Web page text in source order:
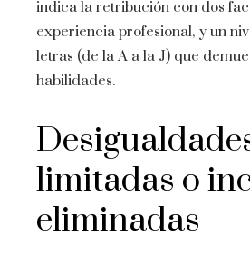
indica la retribución con dos
experiencia profesional, y un
letras (de la A a la J) que
habilidades.
limitadas o
eliminadas